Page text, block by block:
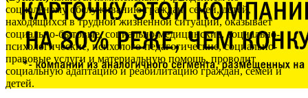
социальному обслуживанию граждан, семей, детей,
находящихся в трудной жизненной ситуации, оказывает
социально-бытовые, социально-медицинские, социально-
психологические, психолого-педагогические, социально-
правовые услуги и материальную помощь, проводит
социальную адаптацию и реабилитацию граждан, семей и
детей.